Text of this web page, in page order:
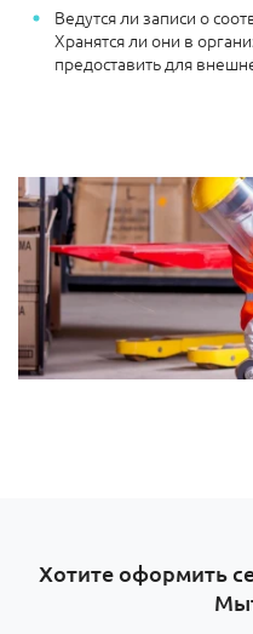
Ведутся ли записи о
Хранятся ли они в
предоставить для
Хотите оформить